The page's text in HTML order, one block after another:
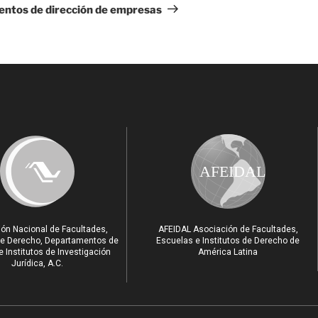
de dirección de empresas
Nacional de Facultades,
Derecho, Departamentos de
Institutos de Investigación
Jurídica, A.C.
AFEIDAL
AFEIDAL Asociación de Facultades,
Escuelas e Institutos de Derecho de
América Latina